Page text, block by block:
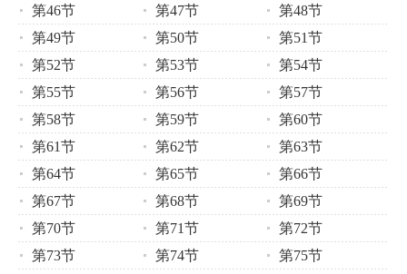
第46节
第47节
第48节
第49节
第50节
第51节
第52节
第53节
第54节
第55节
第56节
第57节
第58节
第59节
第60节
第61节
第62节
第63节
第64节
第65节
第66节
第67节
第68节
第69节
第70节
第71节
第72节
第73节
第74节
第75节